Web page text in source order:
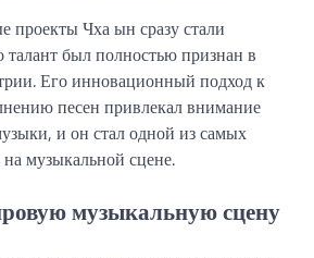
проекты Чха ын сразу стали
талант был полностью признан в
Его инновационный подход к
песен привлекал внимание
и он стал одной из самых
музыкальной сцене.
музыкальную сцену